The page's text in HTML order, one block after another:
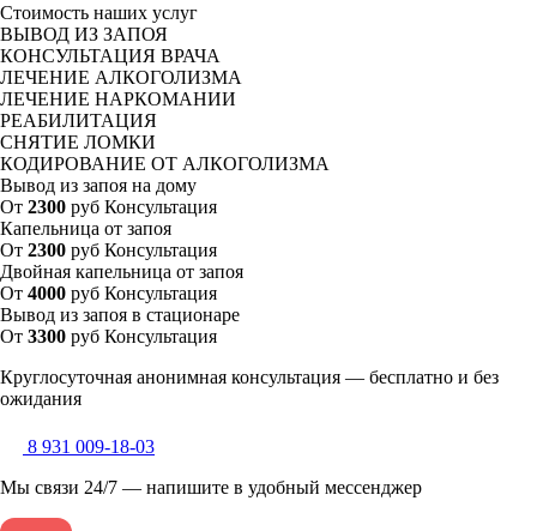
Стоимость наших услуг
ВЫВОД ИЗ ЗАПОЯ
КОНСУЛЬТАЦИЯ ВРАЧА
ЛЕЧЕНИЕ АЛКОГОЛИЗМА
ЛЕЧЕНИЕ НАРКОМАНИИ
РЕАБИЛИТАЦИЯ
СНЯТИЕ ЛОМКИ
КОДИРОВАНИЕ ОТ АЛКОГОЛИЗМА
Вывод из запоя на дому
От 2300 руб Консультация
Капельница от запоя
От 2300 руб Консультация
Двойная капельница от запоя
От 4000 руб Консультация
Вывод из запоя в стационаре
От 3300 руб Консультация
Круглосуточная анонимная консультация — бесплатно и без
ожидания
8 931 009-18-03
Мы связи 24/7 — напишите в удобный мессенджер